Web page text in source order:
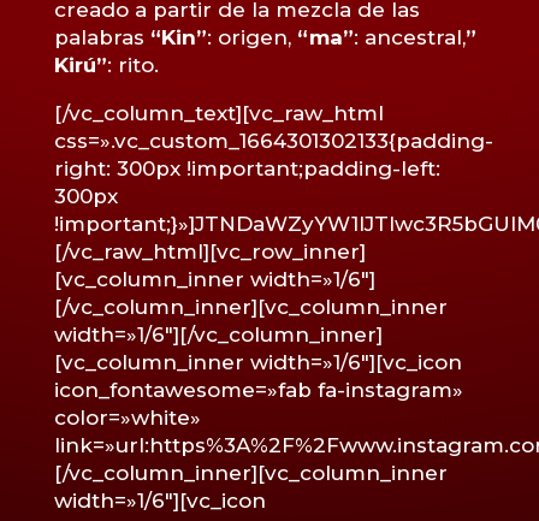
creado a partir de la mezcla de las
palabras “Kin”: origen, “ma”: ancestral,”
Kirú”: rito.
[/vc_column_text][vc_raw_html
css=».vc_custom_1664301302133{padding-
right: 300px !important;padding-left:
300px
[/vc_raw_html][vc_row_inner]
[vc_column_inner width=»1/6″]
[/vc_column_inner][vc_column_inner
width=»1/6″][/vc_column_inner]
[vc_column_inner width=»1/6″][vc_icon
icon_fontawesome=»fab fa-instagram»
color=»white»
[/vc_column_inner][vc_column_inner
width=»1/6″][vc_icon